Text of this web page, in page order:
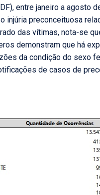
entre janeiro a agosto
preconceituosa
das vítimas, nota-se
demonstram que há
da condição do sexo
de casos de